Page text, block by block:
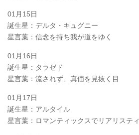
01月15日
誕生星：デルタ・キュグニー
星言葉：信念を持ち我が道をゆく
01月16日
誕生星：タラゼド
星言葉：流されず、真価を見抜く目
01月17日
誕生星：アルタイル
星言葉：ロマンティックスでリアリステ